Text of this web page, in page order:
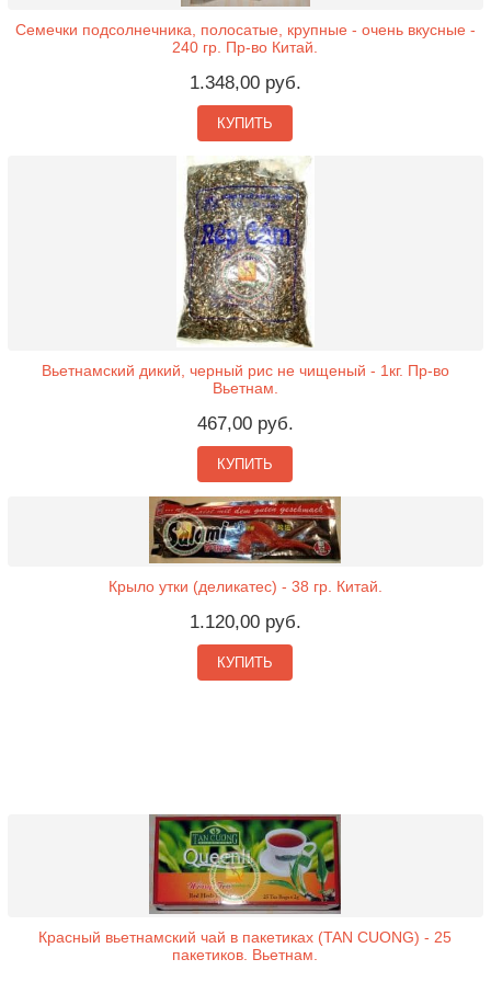
Семечки подсолнечника, полосатые, крупные - очень вкусные -
240 гр. Пр-во Китай.
1.348,00 руб.
КУПИТЬ
Вьетнамский дикий, черный рис не чищеный - 1кг. Пр-во
Вьетнам.
467,00 руб.
КУПИТЬ
Крыло утки (деликатес) - 38 гр. Китай.
1.120,00 руб.
КУПИТЬ
Красный вьетнамский чай в пакетиках (TAN CUONG) - 25
пакетиков. Вьетнам.